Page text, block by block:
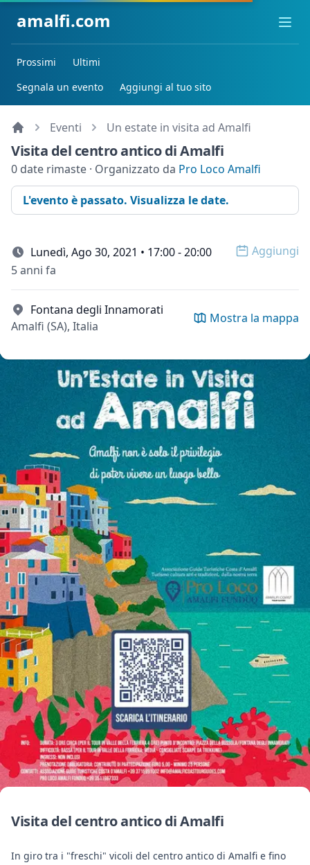
amalfi.com
Prossimi
Ultimi
Segnala un evento
Aggiungi al tuo sito
Eventi Un estate in visita ad Amalfi
Visita del centro antico di Amalfi
0 date rimaste · Organizzato da Pro Loco Amalfi
L'evento è passato. Visualizza le date.
Lunedì, Ago 30, 2021 • 17:00 - 20:00 Open
Aggiungi
5 anni fa
Fontana degli Innamorati
Amalfi (SA), Italia
Mostra la mappa
Visita del centro antico di Amalfi
In giro tra i "freschi" vicoli del centro antico di Amalfi e fino